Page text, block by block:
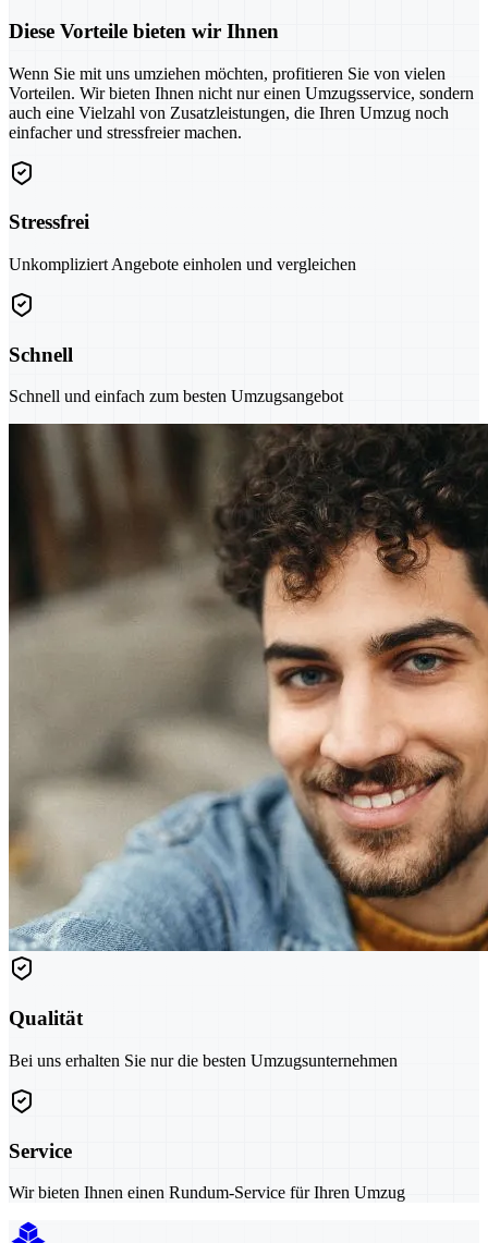
Diese Vorteile bieten wir Ihnen
Wenn Sie mit uns umziehen möchten, profitieren Sie von vielen
Vorteilen. Wir bieten Ihnen nicht nur einen Umzugsservice, sondern
auch eine Vielzahl von Zusatzleistungen, die Ihren Umzug noch
einfacher und stressfreier machen.
Stressfrei
Unkompliziert Angebote einholen und vergleichen
Schnell
Schnell und einfach zum besten Umzugsangebot
Qualität
Bei uns erhalten Sie nur die besten Umzugsunternehmen
Service
Wir bieten Ihnen einen Rundum-Service für Ihren Umzug